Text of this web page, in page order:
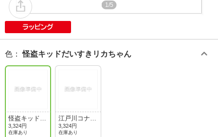
1/5
色 ：怪盗キッドだいすきリカちゃん
怪盗キッドだ
いすきリカち
ゃん
3,324円
在庫あり
江戸川コナン
だいすきリカ
ちゃん
3,324円
在庫あり